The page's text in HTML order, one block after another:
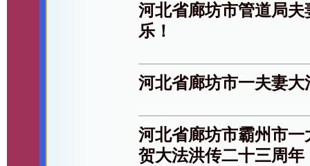
河北省廊坊市管道局
乐！
河北省廊坊市一夫妻
河北省廊坊市霸州市
贺大法洪传二十三周年